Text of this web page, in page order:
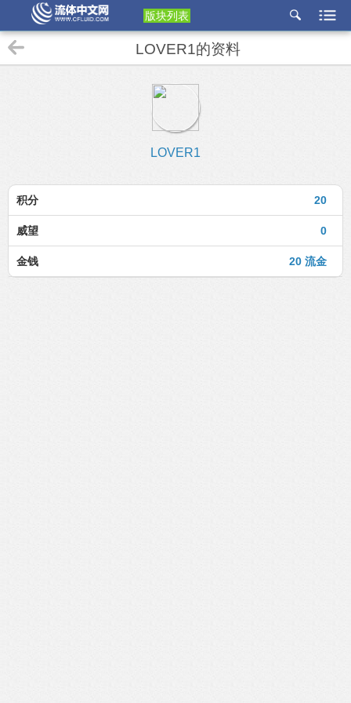
版块列表
etu
LOVER1的资料
LOVER1
20
积分
0
威望
20 流金
金钱